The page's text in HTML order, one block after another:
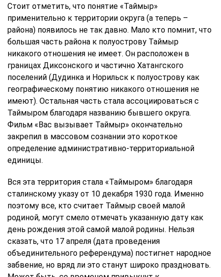
Стоит отметить, что понятие «Таймыр»
применительно к территории округа (а теперь –
района) появилось не так давно. Мало кто помнит, что
большая часть района к полуострову Таймыр
никакого отношения не имеет. Он расположен в
границах Диксонского и частично Хатангского
поселений (Дудинка и Норильск к полуострову как
географическому понятию никакого отношения не
имеют). Остальная часть стала ассоциироваться с
Таймыром благодаря названию бывшего округа.
Фильм «Вас вызывает Таймыр» окончательно
закрепил в массовом сознании это короткое
определение административно-территориальной
единицы.
Вся эта территория стала «Таймыром» благодаря
сталинскому указу от 10 декабря 1930 года. Именно
поэтому все, кто считает Таймыр своей малой
родиной, могут смело отмечать указанную дату как
день рождения этой самой малой родины. Нельзя
сказать, что 17 апреля (дата проведения
объединительного референдума) постигнет народное
забвение, но вряд ли это станут широко праздновать.